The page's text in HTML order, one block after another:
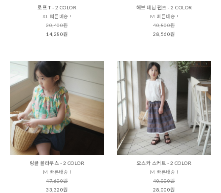
로프 T - 2 COLOR
XL 빠른배송 !
20,400원
14,280원
해브 데님 팬츠 - 2 COLOR
M 빠른배송 !
40,800원
28,560원
링클 블라우스 - 2 COLOR
M 빠른배송 !
47,600원
33,320원
오스카 스커트 - 2 COLOR
M 빠른배송 !
40,000원
28,000원